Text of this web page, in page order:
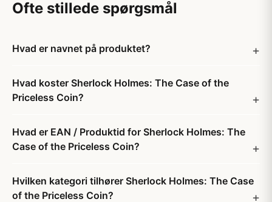
Ofte stillede spørgsmål
Hvad er navnet på produktet?
Hvad koster Sherlock Holmes: The Case of the
Priceless Coin?
Hvad er EAN / Produktid for Sherlock Holmes: The
Case of the Priceless Coin?
Hvilken kategori tilhører Sherlock Holmes: The Case
of the Priceless Coin?